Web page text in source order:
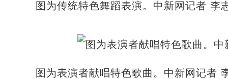
图为传统特色舞蹈表演。中新网记者 李
图为表演者献唱特色歌曲。中新网记者